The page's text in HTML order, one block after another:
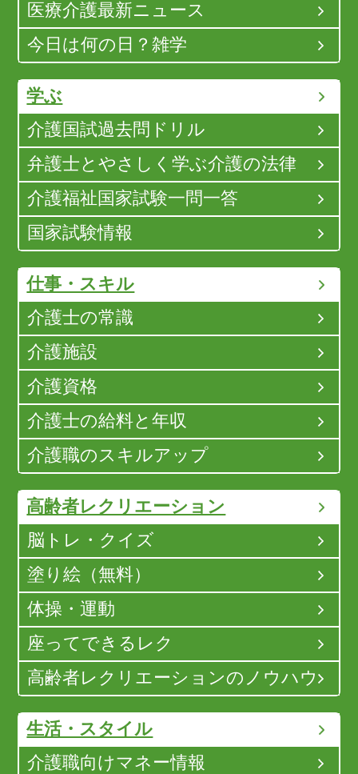
医療介護最新ニュース
今日は何の日？雑学
学ぶ
介護国試過去問ドリル
弁護士とやさしく学ぶ介護の法律
介護福祉国家試験一問一答
国家試験情報
仕事・スキル
介護士の常識
介護施設
介護資格
介護士の給料と年収
介護職のスキルアップ
高齢者レクリエーション
脳トレ・クイズ
塗り絵（無料）
体操・運動
座ってできるレク
高齢者レクリエーションのノウハウ
生活・スタイル
介護職向けマネー情報